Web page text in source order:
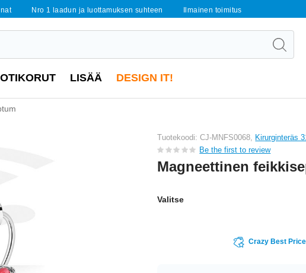
Nro 1 laadun ja luottamuksen suhteen Ilmainen toimitus
LISÄÄ DESIGN IT!
Tuotekoodi: CJ-MNFS0068, Kirurginteräs
Be the first to review
Magneettinen
Valitse
Crazy Best